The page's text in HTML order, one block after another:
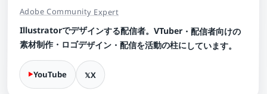
Adobe Community Expert
Illustratorでデザインする配信者。VTuber・配信者向けの
素材制作・ロゴデザイン・配信を活動の柱にしています。
YouTube X